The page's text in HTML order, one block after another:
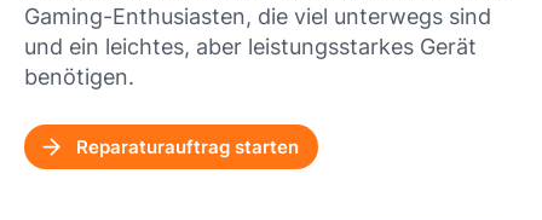
Gaming-Enthusiasten, die viel unterwegs sind
und ein leichtes, aber leistungsstarkes Gerät
benötigen.
Reparaturauftrag starten